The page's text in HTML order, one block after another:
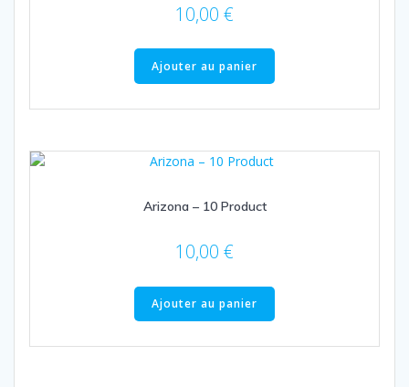
10,00 €
Ajouter au panier
Arizona – 10 Product
10,00 €
Ajouter au panier